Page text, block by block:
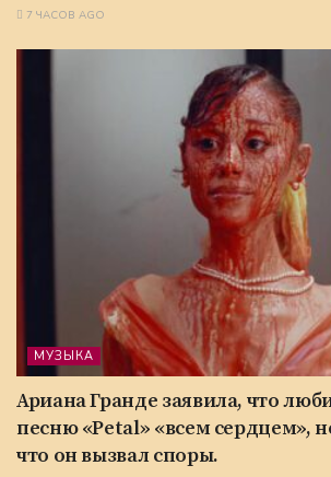
7 ЧАСОВ AGO
МУЗЫКА
Ариана Гранде заявила, что
песню «Petal» «всем сердцем»,
что он вызвал споры.